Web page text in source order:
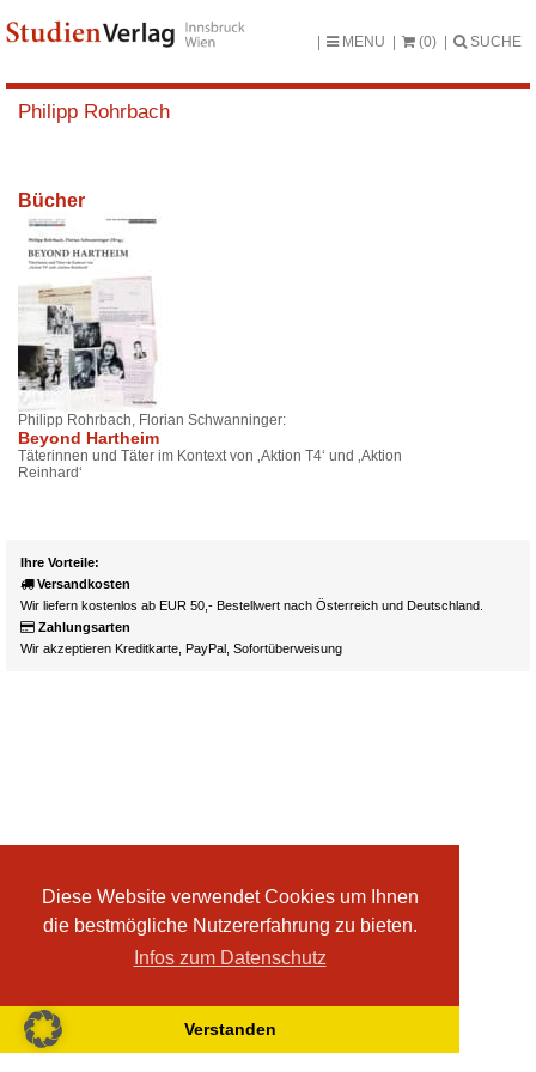
Diese Website verwendet Cookies um Ihnen
die bestmögliche Nutzererfahrung zu bieten.
Infos zum Datenschutz
Verstanden
MENU (0) SUCHE
Philipp Rohrbach
Bücher
Philipp Rohrbach, Florian Schwanninger:
Beyond Hartheim
Täterinnen und Täter im Kontext von ‚Aktion T4‘ und ‚Aktion
Reinhard‘
Ihre Vorteile:
Versandkosten
Wir liefern kostenlos ab EUR 50,- Bestellwert nach Österreich und Deutschland.
Zahlungsarten
Wir akzeptieren Kreditkarte, PayPal, Sofortüberweisung